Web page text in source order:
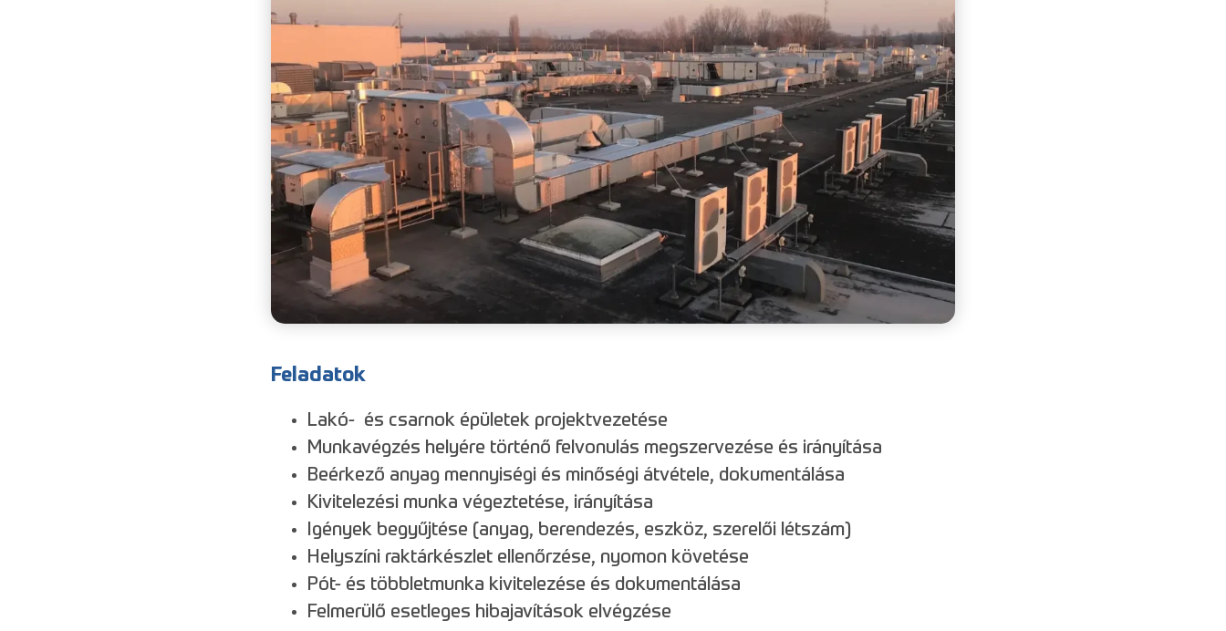
Feladatok
Lakó- és csarnok épületek projektvezetése
Munkavégzés helyére történő felvonulás megszervezése és irányítása
Beérkező anyag mennyiségi és minőségi átvétele, dokumentálása
Kivitelezési munka végeztetése, irányítása
Igények begyűjtése (anyag, berendezés, eszköz, szerelői létszám)
Helyszíni raktárkészlet ellenőrzése, nyomon követése
Pót- és többletmunka kivitelezése és dokumentálása
Felmerülő esetleges hibajavítások elvégzése